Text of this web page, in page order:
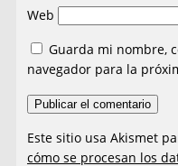
Web
Guarda mi nombre,
navegador para la
Este sitio usa Akismet
cómo se procesan los